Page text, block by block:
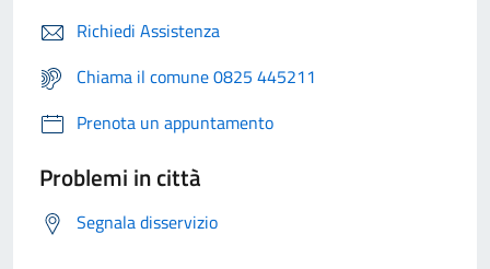
Richiedi Assistenza
Chiama il comune 0825 445211
Prenota un appuntamento
Problemi in città
Segnala disservizio